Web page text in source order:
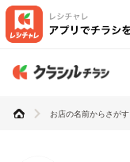
お店の名前からさがす